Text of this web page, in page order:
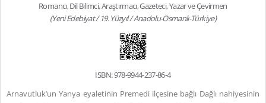
Romancı, Dil Bilimci, Araştırmacı, Gazeteci, Yazar ve Çevirmen
(Yeni Edebiyat / 19. Yüzyıl / Anadolu-Osmanlı-Türkiye)
ISBN: 978-9944-237-86-4
Arnavutluk’un Yanya eyaletinin Premedi ilçesine bağlı Dağlı nahiyesinin